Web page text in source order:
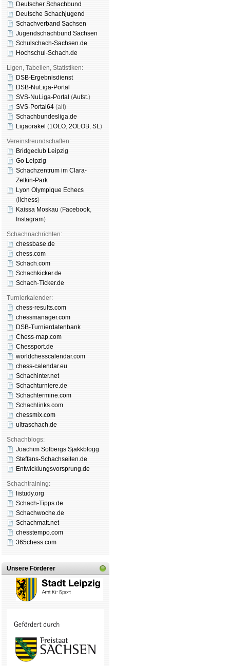
Deutscher Schachbund
Deutsche Schachjugend
Schachverband Sachsen
Jugendschachbund Sachsen
Schulschach-Sachsen.de
Hochschul-Schach.de
Ligen, Tabellen, Statistiken:
DSB-Ergebnisdienst
DSB-NuLiga-Portal
SVS-NuLiga-Portal (Aufst.)
SVS-Portal64 (alt)
Schachbundesliga.de
Ligaorakel (1OLO, 2OLOB, SL)
Vereinsfreundschaften:
Bridgeclub Leipzig
Go Leipzig
Schachzentrum im Clara-
Zetkin-Park
Lyon Olympique Echecs
( lichess)
Kaissa Moskau (Face­book,
Insta­gram)
Schachnachrichten:
chessbase.de
chess.com
Schach.com
Schachkicker.de
Schach-Ticker.de
Turnierkalender:
chess-results.com
chessmanager.com
DSB-Turnierdatenbank
Chess-map.com
Chessport.de
worldchesscalendar.com
chess-calendar.eu
Schachinter.net
Schachturniere.de
Schachtermine.com
Schachlinks.com
chessmix.com
ultraschach.de
Schachblogs:
Joachim Solbergs Sjakkblogg
Steffans-Schachseiten.de
Entwicklungsvorsprung.de
Schachtraining:
listudy.org
Schach-Tipps.de
Schachwoche.de
Schachmatt.net
chesstempo.com
365chess.com
Unsere Förderer